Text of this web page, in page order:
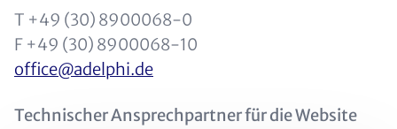
T +49 (30) 8900068-0
F +49 (30) 8900068-10
office@adelphi.de
Technischer Ansprechpartner für die Website